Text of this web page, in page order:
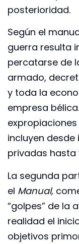
posterioridad.
Según el
guerra resulta
percatarse de
armado,
y toda la
empresa
incluyen
privadas hasta
La segunda
el Manual,
“golpes” de la
realidad el
objetivos